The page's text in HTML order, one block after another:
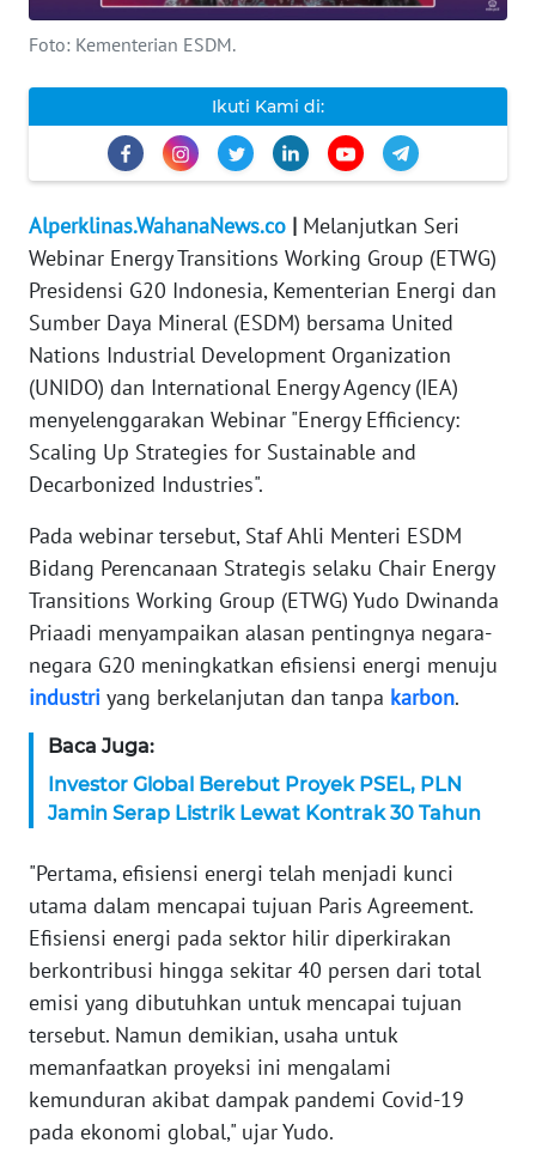
Foto: Kementerian ESDM.
Ikuti Kami di:
Alperklinas.WahanaNews.co | Melanjutkan Seri
Webinar Energy Transitions Working Group (ETWG)
Presidensi G20 Indonesia, Kementerian Energi dan
Sumber Daya Mineral (ESDM) bersama United
Nations Industrial Development Organization
(UNIDO) dan International Energy Agency (IEA)
menyelenggarakan Webinar "Energy Efficiency:
Scaling Up Strategies for Sustainable and
Decarbonized Industries".
Pada webinar tersebut, Staf Ahli Menteri ESDM
Bidang Perencanaan Strategis selaku Chair Energy
Transitions Working Group (ETWG) Yudo Dwinanda
Priaadi menyampaikan alasan pentingnya negara-
negara G20 meningkatkan efisiensi energi menuju
industri yang berkelanjutan dan tanpa karbon.
Baca Juga:
Investor Global Berebut Proyek PSEL, PLN
Jamin Serap Listrik Lewat Kontrak 30 Tahun
"Pertama, efisiensi energi telah menjadi kunci
utama dalam mencapai tujuan Paris Agreement.
Efisiensi energi pada sektor hilir diperkirakan
berkontribusi hingga sekitar 40 persen dari total
emisi yang dibutuhkan untuk mencapai tujuan
tersebut. Namun demikian, usaha untuk
memanfaatkan proyeksi ini mengalami
kemunduran akibat dampak pandemi Covid-19
pada ekonomi global," ujar Yudo.
KAMI
PEDOMAN
MEDIA
REDAKSI
KARIR
DISCLAIMER
Wahana
News
Regional
WN
SUMUT
JAKARTA
WN
WN
WN
NTT
WN
KEPRI
WN